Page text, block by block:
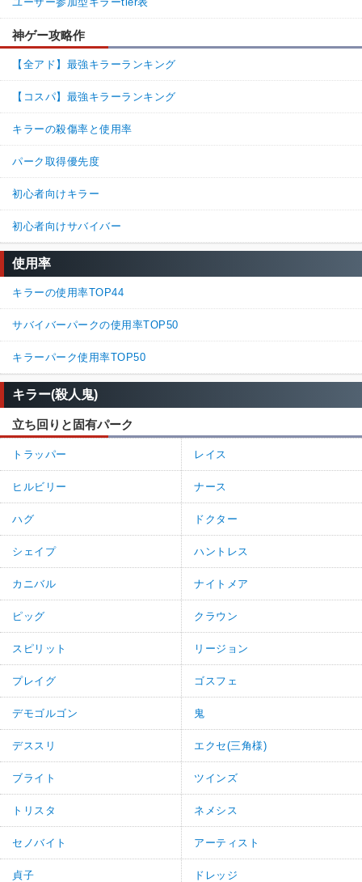
神ゲー攻略作
【全アド】最強キラーランキング
【コスパ】最強キラーランキング
キラーの殺傷率と使用率
パーク取得優先度
初心者向けキラー
初心者向けサバイバー
使用率
キラーの使用率TOP44
サバイバーパークの使用率TOP50
キラーパーク使用率TOP50
キラー(殺人鬼)
立ち回りと固有パーク
トラッパー レイス
ヒルビリー ナース
ハグ ドクター
シェイプ ハントレス
カニバル ナイトメア
ピッグ クラウン
スピリット リージョン
プレイグ ゴスフェ
デモゴルゴン 鬼
デススリ エクセ(三角様)
ブライト ツインズ
トリスタ ネメシス
セノバイト アーティスト
貞子 ドレッジ